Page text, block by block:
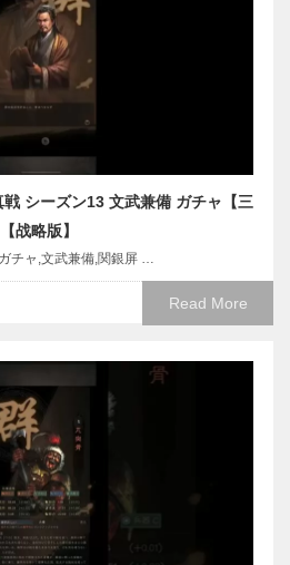
戦 シーズン13 文武兼備 ガチャ【三
战略版】
チャ,文武兼備,関銀屏 …
Read More